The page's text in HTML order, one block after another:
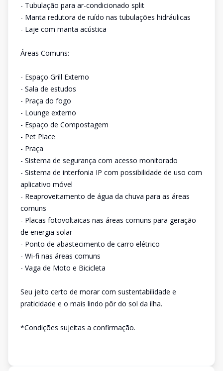
- Tubulação para ar-condicionado split
- Manta redutora de ruído nas tubulações hidráulicas
- Laje com manta acústica
Áreas Comuns:
- Espaço Grill Externo
- Sala de estudos
- Praça do fogo
- Lounge externo
- Espaço de Compostagem
- Pet Place
- Praça
- Sistema de segurança com acesso monitorado
- Sistema de interfonia IP com possibilidade de uso com
aplicativo móvel
- Reaproveitamento de água da chuva para as áreas
comuns
- Placas fotovoltaicas nas áreas comuns para geração
de energia solar
- Ponto de abastecimento de carro elétrico
- Wi-fi nas áreas comuns
- Vaga de Moto e Bicicleta
Seu jeito certo de morar com sustentabilidade e
praticidade e o mais lindo pôr do sol da ilha.
*Condições sujeitas a confirmação.